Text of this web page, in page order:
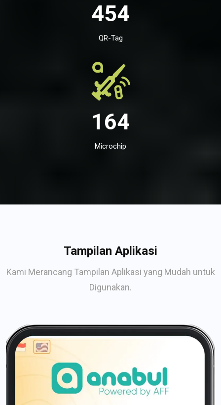
454
QR-Tag
164
Microchip
Tampilan Aplikasi
Kami Merancang Tampilan Aplikasi yang Mudah untuk
Digunakan.